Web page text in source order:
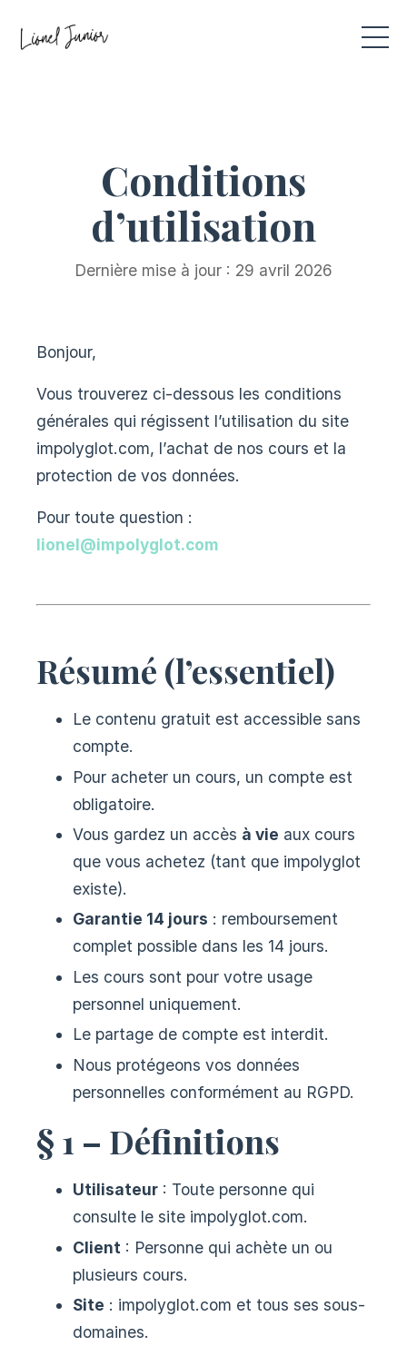
Conditions
d’utilisation
Dernière mise à jour : 29 avril 2026
Bonjour,
Vous trouverez ci-dessous les conditions
générales qui régissent l’utilisation du site
impolyglot.com, l’achat de nos cours et la
protection de vos données.
Pour toute question :
lionel@impolyglot.com
Résumé (l’essentiel)
Le contenu gratuit est accessible sans
compte.
Pour acheter un cours, un compte est
obligatoire.
Vous gardez un accès à vie aux cours
que vous achetez (tant que impolyglot
existe).
Garantie 14 jours : remboursement
complet possible dans les 14 jours.
Les cours sont pour votre usage
personnel uniquement.
Le partage de compte est interdit.
Nous protégeons vos données
personnelles conformément au RGPD.
§ 1 – Définitions
Utilisateur : Toute personne qui
consulte le site impolyglot.com.
Client : Personne qui achète un ou
plusieurs cours.
Site : impolyglot.com et tous ses sous-
domaines.